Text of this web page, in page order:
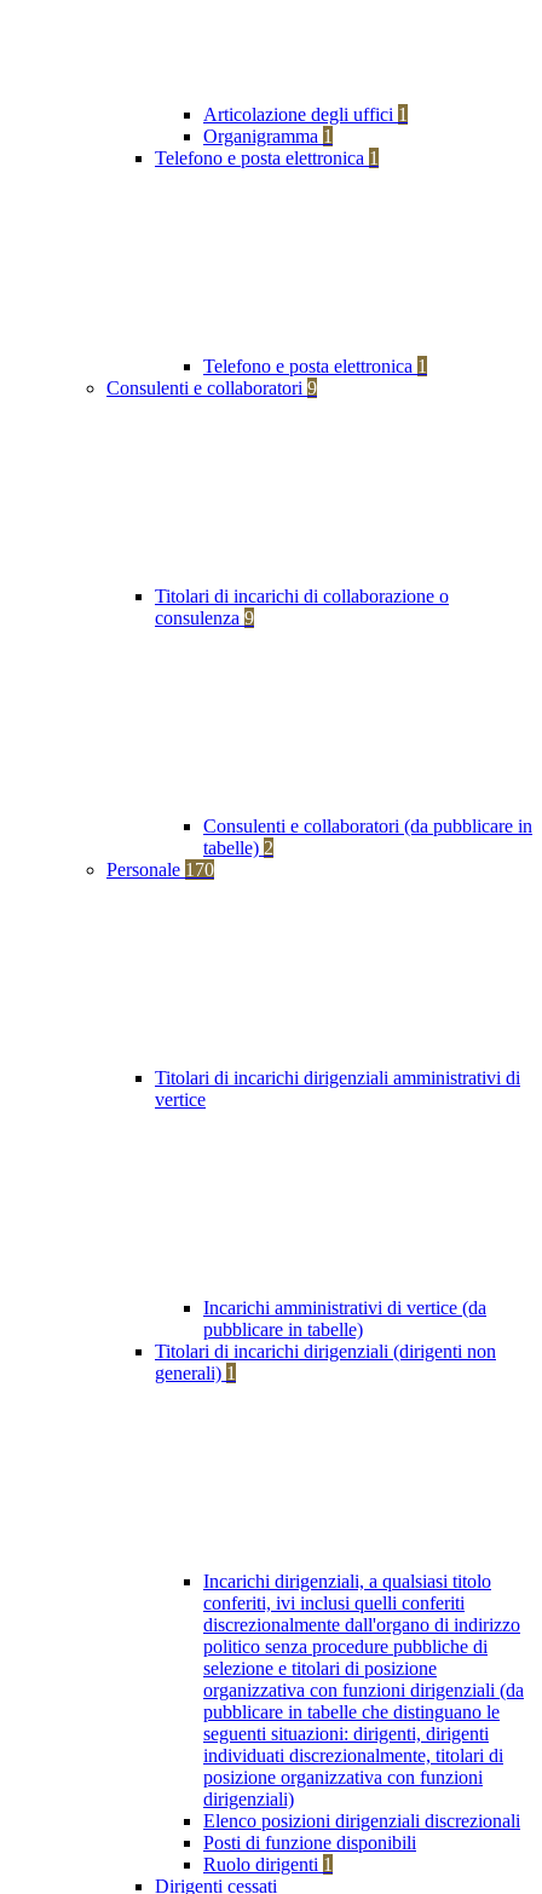
Articolazione degli uffici 1
Organigramma 1
Telefono e posta elettronica 1
Telefono e posta elettronica 1
Consulenti e collaboratori 9
Titolari di incarichi di collaborazione o
consulenza 9
Consulenti e collaboratori (da pubblicare in
tabelle) 2
Personale 170
Titolari di incarichi dirigenziali amministrativi di
vertice
Incarichi amministrativi di vertice (da
pubblicare in tabelle)
Titolari di incarichi dirigenziali (dirigenti non
generali) 1
Incarichi dirigenziali, a qualsiasi titolo
conferiti, ivi inclusi quelli conferiti
discrezionalmente dall'organo di indirizzo
politico senza procedure pubbliche di
selezione e titolari di posizione
organizzativa con funzioni dirigenziali (da
pubblicare in tabelle che distinguano le
seguenti situazioni: dirigenti, dirigenti
individuati discrezionalmente, titolari di
posizione organizzativa con funzioni
dirigenziali)
Elenco posizioni dirigenziali discrezionali
Posti di funzione disponibili
Ruolo dirigenti 1
Dirigenti cessati